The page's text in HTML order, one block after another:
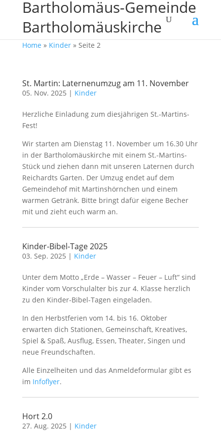
Bartholomäus-Gemeinde
Bartholomäuskirche
Home » Kinder» Seite 2
St. Martin: Laternenumzug am 11. November
05. Nov. 2025 | Kinder
Herzliche Einladung zum diesjährigen St.-Martins-
Fest!
Wir starten am Dienstag 11. November um 16.30 Uhr
in der Bartholomäuskirche mit einem St.-Martins-
Stück und ziehen dann mit unseren Laternen durch
Reichardts Garten. Der Umzug endet auf dem
Gemeindehof mit Martinshörnchen und einem
warmen Getränk. Bitte bringt dafür eigene Becher
mit und zieht euch warm an.
Kinder-Bibel-Tage 2025
03. Sep. 2025 | Kinder
Unter dem Motto „Erde – Wasser – Feuer – Luft“ sind
Kinder vom Vorschulalter bis zur 4. Klasse herzlich
zu den Kinder-Bibel-Tagen eingeladen.
In den Herbstferien vom 14. bis 16. Oktober
erwarten dich Stationen, Gemeinschaft, Kreatives,
Spiel & Spaß, Ausflug, Essen, Theater, Singen und
neue Freundschaften.
Alle Einzelheiten und das Anmeldeformular gibt es
im Infoflyer.
Hort 2.0
27. Aug. 2025 | Kinder